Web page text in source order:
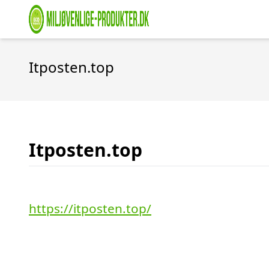
Itposten.top
Itposten.top
https://itposten.top/